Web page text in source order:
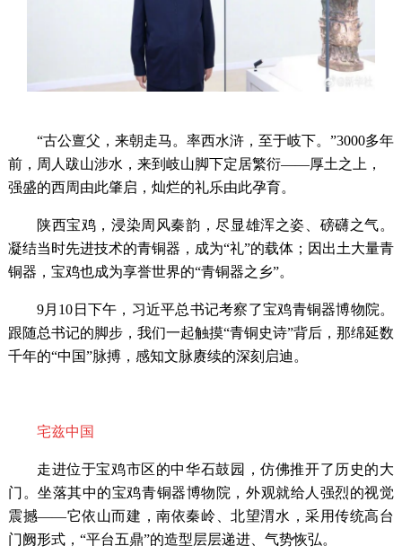
“古公亶父，来朝走马。率西水浒，至于岐下。”3000多年
前，周人跋山涉水，来到岐山脚下定居繁衍——厚土之上，
强盛的西周由此肇启，灿烂的礼乐由此孕育。
陕西宝鸡，浸染周风秦韵，尽显雄浑之姿、磅礴之气。
凝结当时先进技术的青铜器，成为“礼”的载体；因出土大量青
铜器，宝鸡也成为享誉世界的“青铜器之乡”。
9月10日下午，习近平总书记考察了宝鸡青铜器博物院。
跟随总书记的脚步，我们一起触摸“青铜史诗”背后，那绵延数
千年的“中国”脉搏，感知文脉赓续的深刻启迪。
宅兹中国
走进位于宝鸡市区的中华石鼓园，仿佛推开了历史的大
门。坐落其中的宝鸡青铜器博物院，外观就给人强烈的视觉
震撼——它依山而建，南依秦岭、北望渭水，采用传统高台
门阙形式，“平台五鼎”的造型层层递进、气势恢弘。